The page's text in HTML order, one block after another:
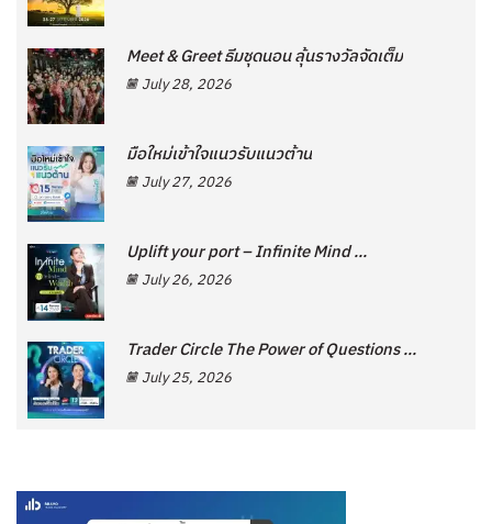
Meet & Greet ธีมชุดนอน ลุ้นรางวัลจัดเต็ม
July 28, 2026
มือใหม่เข้าใจแนวรับแนวต้าน
July 27, 2026
Uplift your port – Infinite Mind ...
July 26, 2026
Trader Circle The Power of Questions ...
July 25, 2026